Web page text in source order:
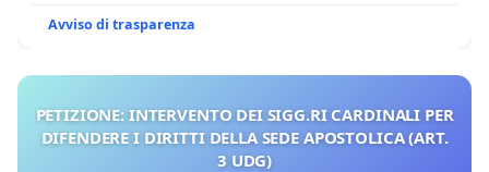
Avviso di trasparenza
PETIZIONE: INTERVENTO DEI SIGG.RI CARDINALI PER
DIFENDERE I DIRITTI DELLA SEDE APOSTOLICA (ART.
3 UDG)